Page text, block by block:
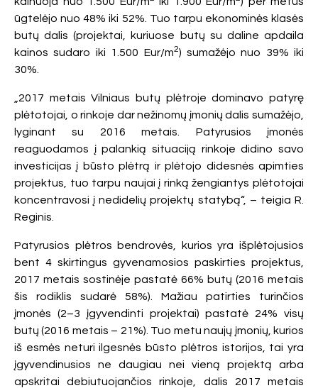
ūgtelėjo nuo 48% iki 52%. Tuo tarpu ekonominės klasės
butų dalis (projektai, kuriuose butų su daline apdaila
kainos sudaro iki 1.500 Eur/m2) sumažėjo nuo 39% iki
30%.
„2017 metais Vilniaus butų plėtroje dominavo patyrę
plėtotojai, o rinkoje dar nežinomų įmonių dalis sumažėjo,
lyginant su 2016 metais. Patyrusios įmonės
reaguodamos į palankią situaciją rinkoje didino savo
investicijas į būsto plėtrą ir plėtojo didesnės apimties
projektus, tuo tarpu naujai į rinką žengiantys plėtotojai
koncentravosi į nedidelių projektų statybą“, – teigia R.
Reginis.
Patyrusios plėtros bendrovės, kurios yra išplėtojusios
bent 4 skirtingus gyvenamosios paskirties projektus,
2017 metais sostinėje pastatė 66% butų (2016 metais
šis rodiklis sudarė 58%). Mažiau patirties turinčios
įmonės (2–3 įgyvendinti projektai) pastatė 24% visų
butų (2016 metais – 21%). Tuo metu naujų įmonių, kurios
iš esmės neturi ilgesnės būsto plėtros istorijos, tai yra
įgyvendinusios ne daugiau nei vieną projektą arba
apskritai debiutuojančios rinkoje, dalis 2017 metais